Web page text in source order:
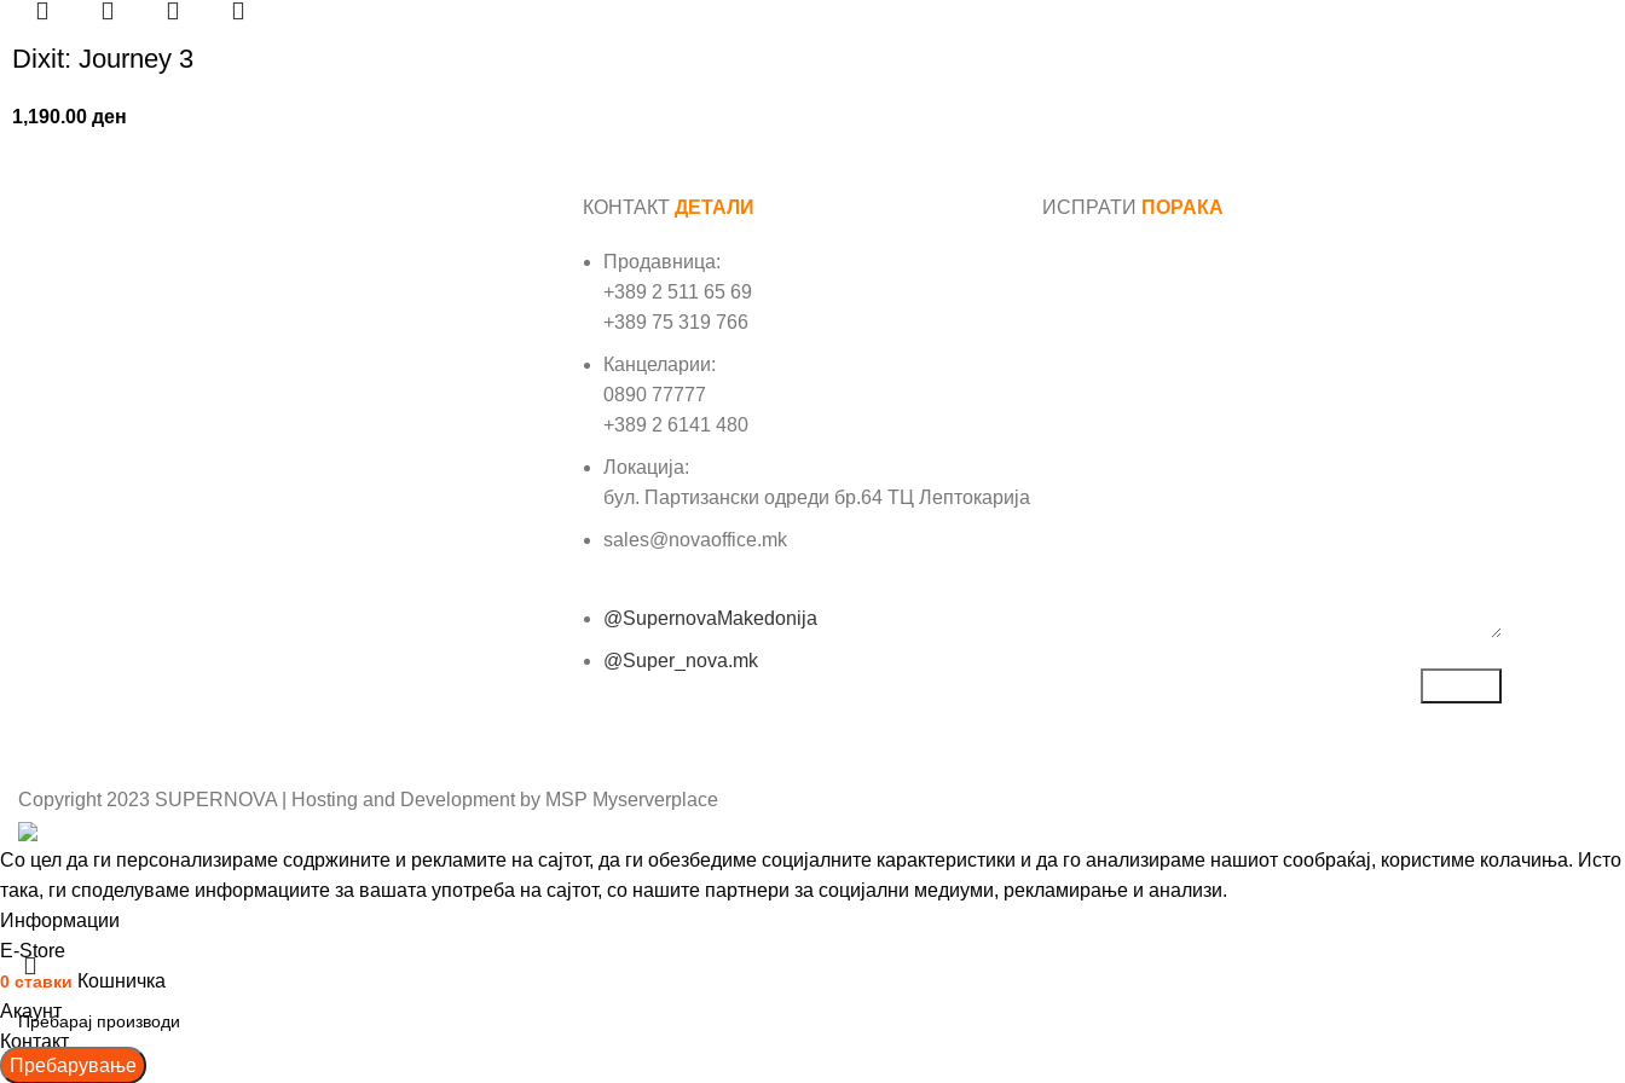
Dixit: Journey 3
1,190.00ден
КОНТАКТ ДЕТАЛИ
Продавница:
+389 2 511 65 69
+389 75 319 766
Канцеларии:
0890 77777
+389 2 6141 480
Локација:
бул. Партизански одреди бр.64 ТЦ Лептокарија
sales@novaoffice.mk
@SupernovaMakedonija
@Super_nova.mk
ИСПРАТИ ПОРАКА
Copyright 2023 SUPERNOVA | Hosting and Development by MSP Myserverplace
Со цел да ги персонализираме содржините и рекламите на сајтот, да ги обезбедиме социјалните карактеристики и да го анализираме нашиот сообраќај, користиме колачиња. Исто
така, ги споделуваме информациите за вашата употреба на сајтот, со нашите партнери за социјални медиуми, рекламирање и анализи.
Информации
Пребарување
Е-Store
0 ставки Кошничка
Акаунт
Контакт